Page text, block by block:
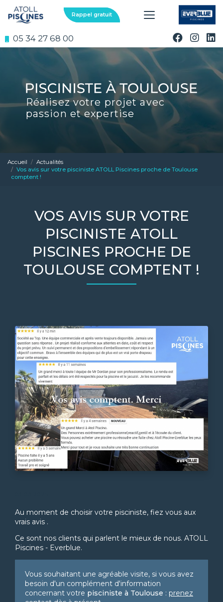
au
contenu
05 34 27 68 00
Rappel gratuit
Réalisez votre projet avec
passion et expertise
Accueil
Actualités
Vos avis sur votre pisciniste ATOLL Piscines proche de Toulouse
comptent !
VOS AVIS SUR VOTRE
PISCINISTE ATOLL
PISCINES PROCHE DE
TOULOUSE COMPTENT !
Au moment de choisir votre pisciniste, fiez vous aux
vrais avis .
Ce sont nos clients qui parlent le mieux de nous. ATOLL
Piscines - Everblue.
Vous souhaitant une agréable visite, si vous avez
besoin d'un complément d'information
concernant votre pisciniste à Toulouse : prenez